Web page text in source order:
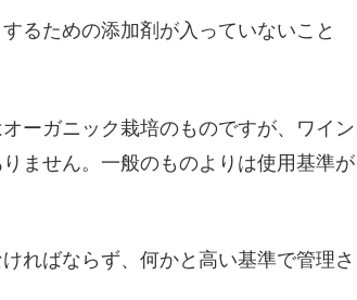
るための添加剤が入っていないこと
ーガニック栽培のものですが、ワイン
ません。一般のものよりは使用基準が
ればならず、何かと高い基準で管理さ